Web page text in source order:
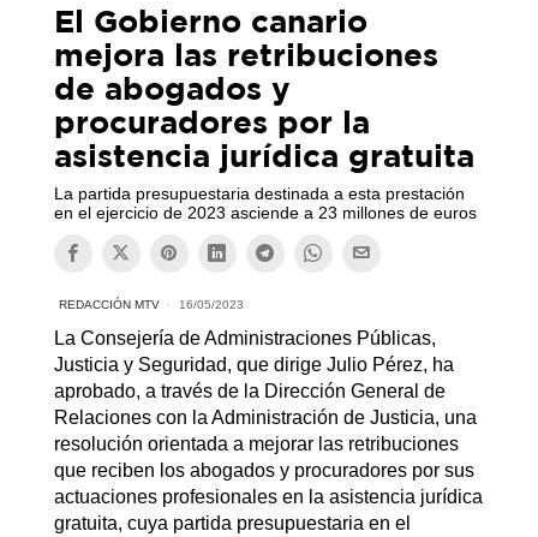
El Gobierno canario
mejora las retribuciones
de abogados y
procuradores por la
asistencia jurídica gratuita
La partida presupuestaria destinada a esta prestación
en el ejercicio de 2023 asciende a 23 millones de euros
REDACCIÓN MTV 16/05/2023
La Consejería de Administraciones Públicas,
Justicia y Seguridad, que dirige Julio Pérez, ha
aprobado, a través de la Dirección General de
Relaciones con la Administración de Justicia, una
resolución orientada a mejorar las retribuciones
que reciben los abogados y procuradores por sus
actuaciones profesionales en la asistencia jurídica
gratuita, cuya partida presupuestaria en el